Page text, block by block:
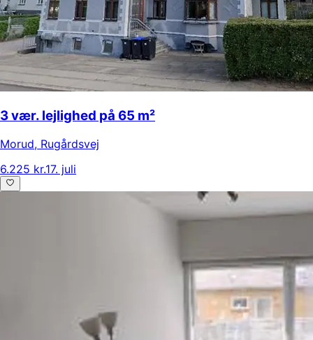
3 vær. lejlighed på 65 m²
Morud, Rugårdsvej
6.225 kr.17. juli